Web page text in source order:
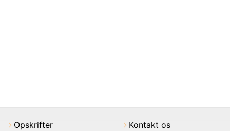
Opskrifter
Kontakt os